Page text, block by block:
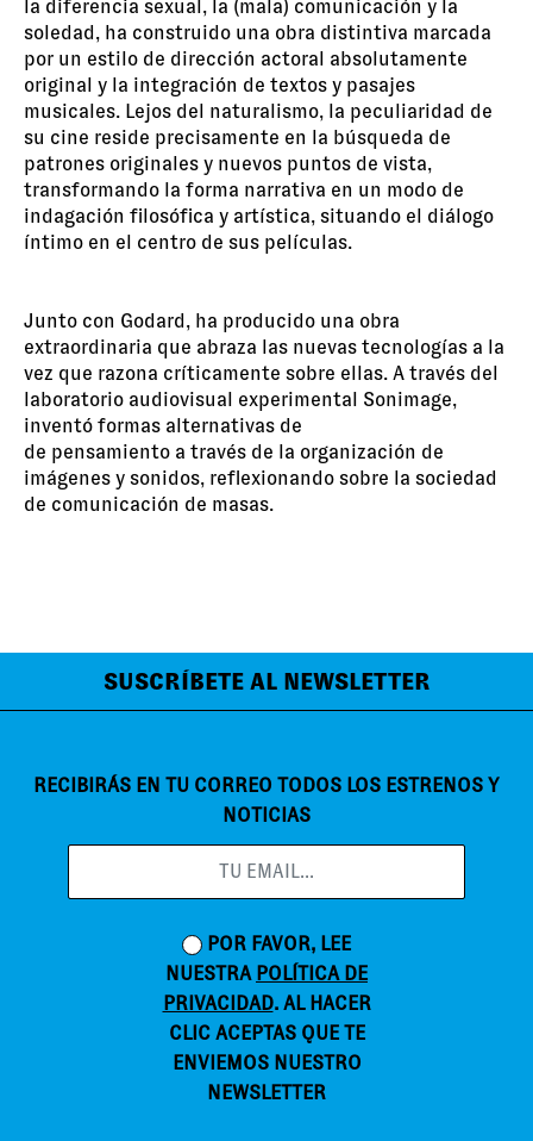
la diferencia sexual, la (mala) comunicación y la
soledad, ha construido una obra distintiva marcada
por un estilo de dirección actoral absolutamente
original y la integración de textos y pasajes
musicales. Lejos del naturalismo, la peculiaridad de
su cine reside precisamente en la búsqueda de
patrones originales y nuevos puntos de vista,
transformando la forma narrativa en un modo de
indagación filosófica y artística, situando el diálogo
íntimo en el centro de sus películas.
Junto con Godard, ha producido una obra
extraordinaria que abraza las nuevas tecnologías a la
vez que razona críticamente sobre ellas. A través del
laboratorio audiovisual experimental Sonimage,
inventó formas alternativas de
de pensamiento a través de la organización de
imágenes y sonidos, reflexionando sobre la sociedad
de comunicación de masas.
SUSCRÍBETE AL NEWSLETTER
RECIBIRÁS EN TU CORREO TODOS LOS ESTRENOS Y
NOTICIAS
POR FAVOR, LEE
NUESTRA POLÍTICA DE
PRIVACIDAD. AL HACER
CLIC ACEPTAS QUE TE
ENVIEMOS NUESTRO
NEWSLETTER